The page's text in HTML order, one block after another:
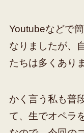
Youtubeなどで
なりましたが、
たちは多くあり
かく言う私も普
て、生でオペラ